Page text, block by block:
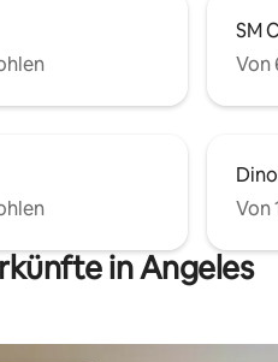
SM
Von
Von
in Angeles